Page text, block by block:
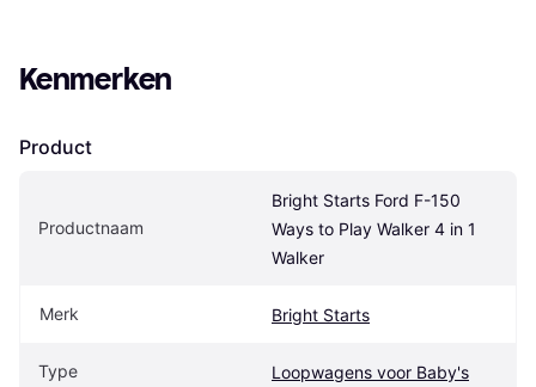
Kenmerken
Product
Productnaam
Bright Starts Ford F-150
Ways to Play Walker 4 in 1
Walker
Merk Bright Starts
Type Loopwagens voor Baby's